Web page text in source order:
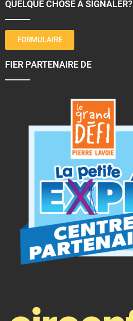
QUELQUE CHOSE À SIGNALER?
FORMULAIRE
FIER PARTENAIRE DE